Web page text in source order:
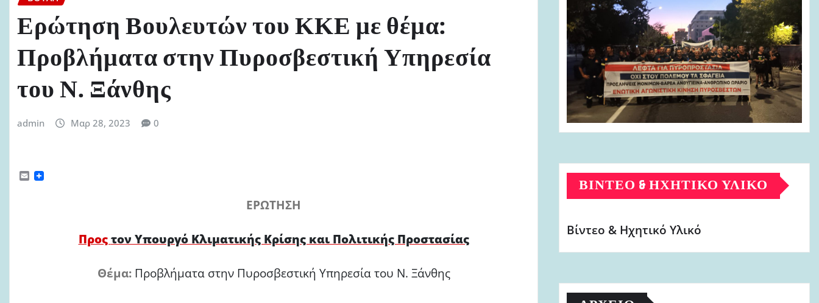
Ερώτηση Βουλευτών του ΚΚΕ με θέμα:
Προβλήματα στην Πυροσβεστική Υπηρεσία
του Ν. Ξάνθης
admin Μαρ 28, 2023 0
E
ΕΡΩΤΗΣΗ
Προςτον Υπουργό Κλιματικής Κρίσης και Πολιτικής Προστασίας
Θέμα: Προβλήματα στην Πυροσβεστική Υπηρεσία του Ν. Ξάνθης
ΒΊΝΤΕΟ & ΗΧΗΤΙΚΌ ΥΛΙΚΌ
Βίντεο & Ηχητικό Υλικό